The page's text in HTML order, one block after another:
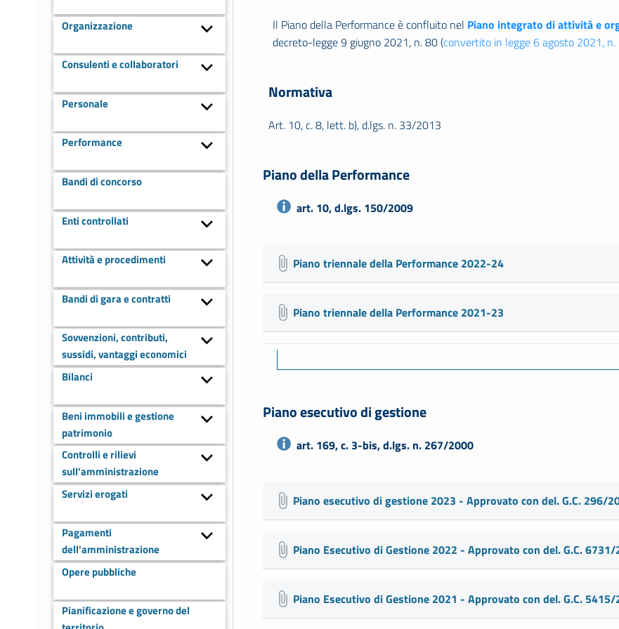
Organizzazione
Consulenti e collaboratori
Personale
Performance
Bandi di concorso
Enti controllati
Attività e procedimenti
Bandi di gara e contratti
Sovvenzioni, contributi,
sussidi, vantaggi economici
Bilanci
Beni immobili e gestione
patrimonio
Controlli e rilievi
sull'amministrazione
Servizi erogati
Pagamenti
dell'amministrazione
Opere pubbliche
Pianificazione e governo del
Il Piano della Performance è confluito nel Piano integrato di attività e
decreto-legge 9 giugno 2021, n. 80 (convertito in legge 6 agosto 2021, n.
Normativa
Art. 10, c. 8, lett. b), d.lgs. n. 33/2013
Piano della Performance
art. 10, d.lgs. 150/2009
Piano triennale della Performance 2022-24
Piano triennale della Performance 2021-23
Piano esecutivo di gestione
art. 169, c. 3-bis, d.lgs. n. 267/2000
Piano esecutivo di gestione 2023 - Approvato con del. G.C. 296/
Piano Esecutivo di Gestione 2022 - Approvato con del. G.C. 6731/
Piano Esecutivo di Gestione 2021 - Approvato con del. G.C. 5415/